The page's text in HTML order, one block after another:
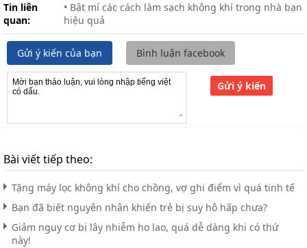
Tin liên
quan:
• Bật mí các cách làm sạch không khí trong nhà bạn
hiệu quả
Gửi ý kiến của bạn Bình luận facebook
Gửi ý kiến
Bài viết tiếp theo:
Tặng máy lọc không khí cho chồng, vợ ghi điểm vì quá tinh tế
Bạn đã biết nguyên nhân khiến trẻ bị suy hô hấp chưa?
Giảm nguy cơ bị lây nhiễm ho lao, quá dễ dàng khi có thứ
này!